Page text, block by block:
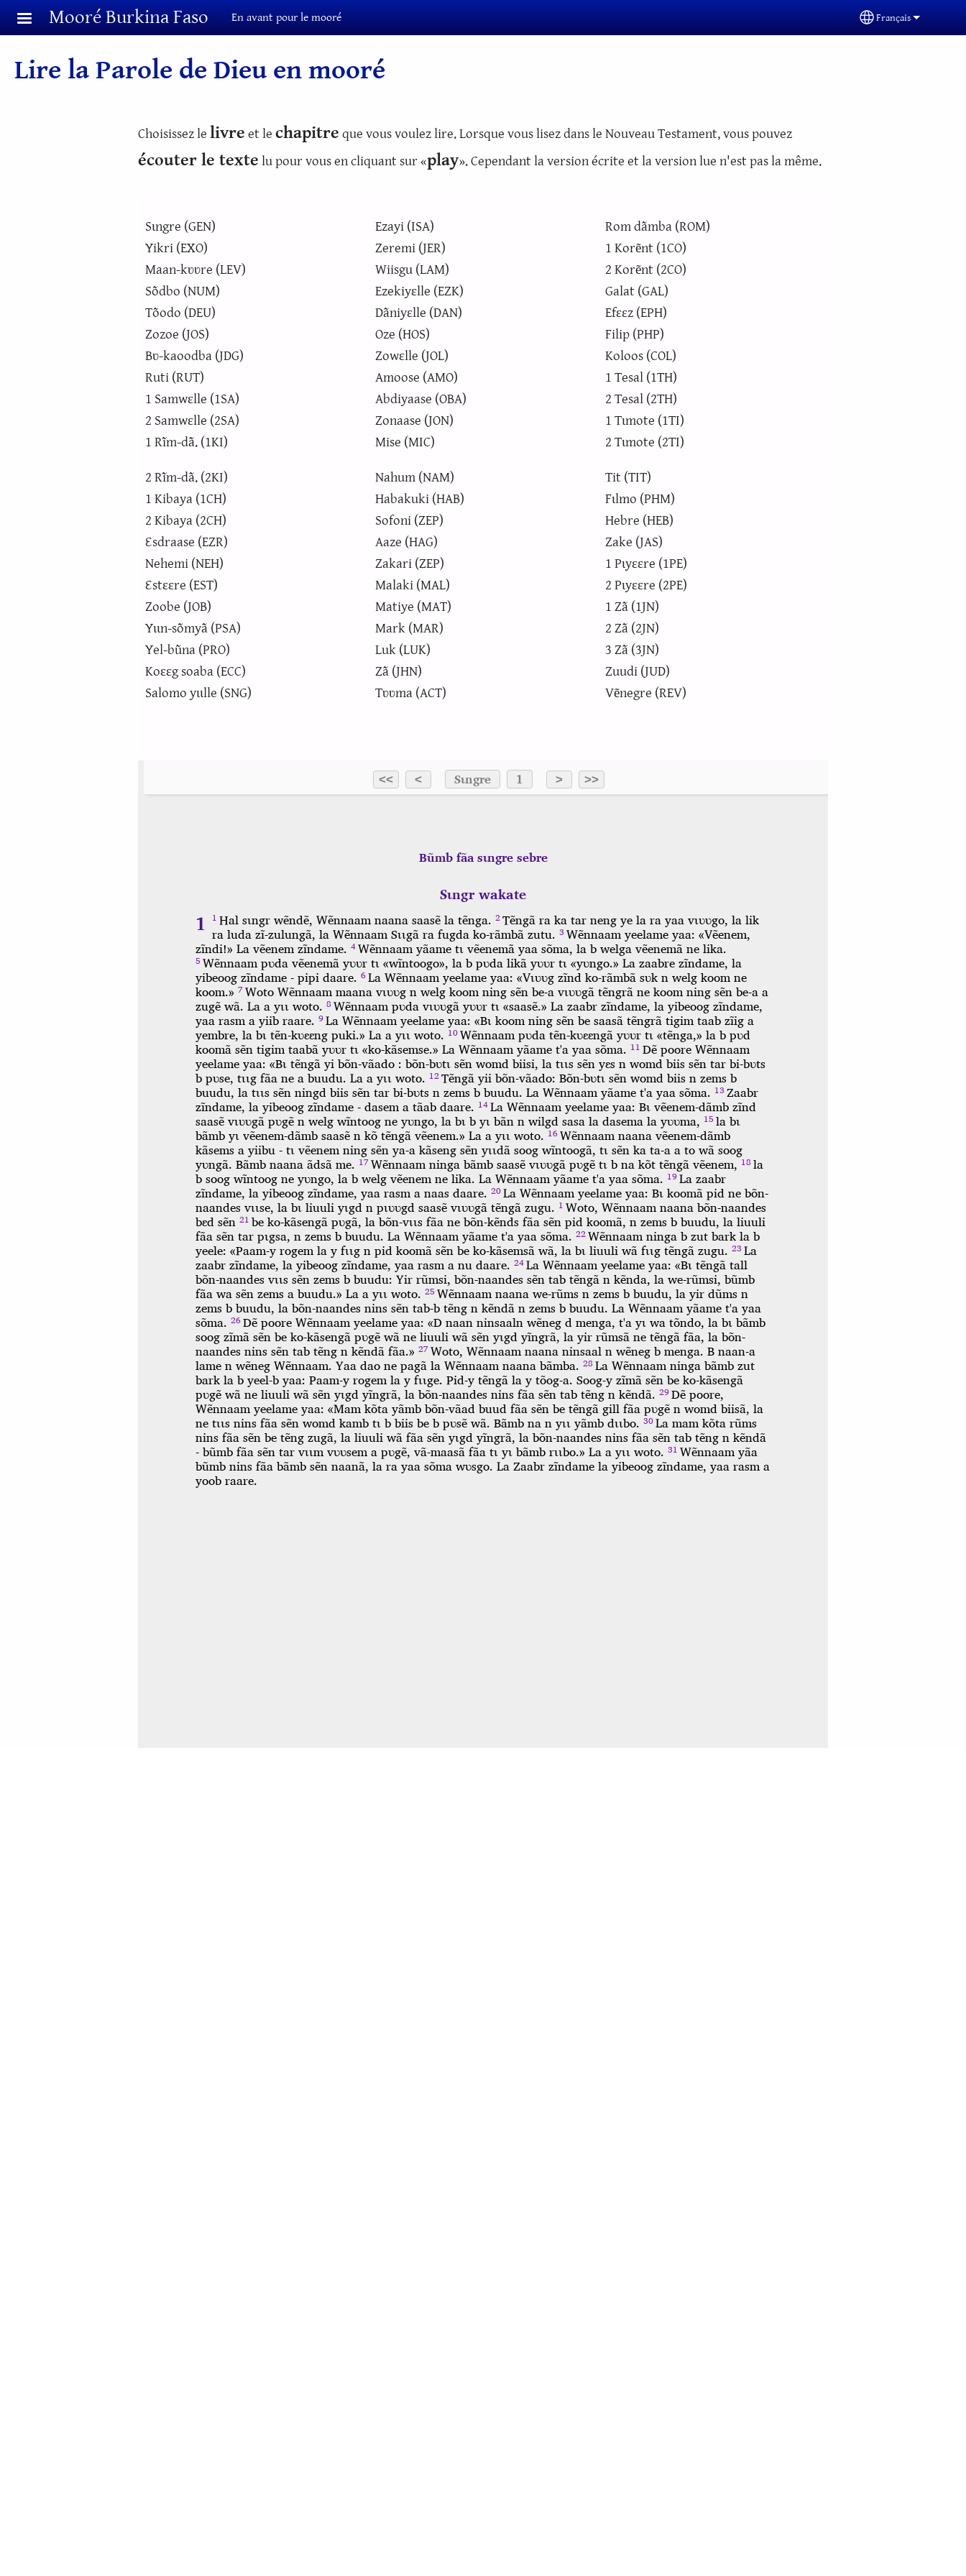
Aller au contenu principal
Mooré Burkina Faso En avant pour le mooré Select your
Français
Lire la Parole de Dieu en mooré
Choisissez le livre et le chapitre que vous voulez lire. Lorsque vous lisez dans le Nouveau Testament, vous pouvez
écouter le texte lu pour vous en cliquant sur «play». Cependant la version écrite et la version lue n'est pas la même.
Sɩngre (GEN)
Yikri (EXO)
Maan-kʋʋre (LEV)
Sõdbo (NUM)
Tõodo (DEU)
Zozoe (JOS)
Bʋ-kaoodba (JDG)
Ruti (RUT)
1 Samwɛlle (1SA)
2 Samwɛlle (2SA)
1 Rĩm-dã. (1KI)
2 Rĩm-dã. (2KI)
1 Kibaya (1CH)
2 Kibaya (2CH)
Ɛsdraase (EZR)
Nehemi (NEH)
Ɛstɛɛre (EST)
Zoobe (JOB)
Yɩɩn-sõmyã (PSA)
Yel-bũna (PRO)
Koɛɛg soaba (ECC)
Salomo yɩɩlle (SNG)
Ezayi (ISA)
Zeremi (JER)
Wiisgu (LAM)
Ezekiyɛlle (EZK)
Dãniyɛlle (DAN)
Oze (HOS)
Zowɛlle (JOL)
Amoose (AMO)
Abdiyaase (OBA)
Zonaase (JON)
Mise (MIC)
Nahum (NAM)
Habakuki (HAB)
Sofoni (ZEP)
Aaze (HAG)
Zakari (ZEP)
Malaki (MAL)
Matiye (MAT)
Mark (MAR)
Luk (LUK)
Zã (JHN)
Tʋʋma (ACT)
Rom dãmba (ROM)
1 Korẽnt (1CO)
2 Korẽnt (2CO)
Galat (GAL)
Efɛɛz (EPH)
Filip (PHP)
Koloos (COL)
1 Tesal (1TH)
2 Tesal (2TH)
1 Tɩmote (1TI)
2 Tɩmote (2TI)
Tit (TIT)
Fɩlmo (PHM)
Hebre (HEB)
Zake (JAS)
1 Pɩyɛɛre (1PE)
2 Pɩyɛɛre (2PE)
1 Zã (1JN)
2 Zã (2JN)
3 Zã (3JN)
Zuudi (JUD)
Vẽnegre (REV)